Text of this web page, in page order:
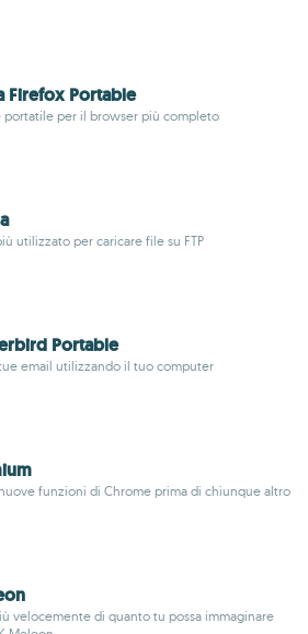
Firefox Portable
portatile per il browser più completo
utilizzato per caricare file su FTP
Portable
email utilizzando il tuo computer
funzioni di Chrome prima di chiunque altro
velocemente di quanto tu possa immaginare